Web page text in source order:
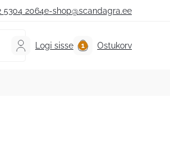
5304 2064e-shop@scandagra.ee
Logi sisse Ostukorv